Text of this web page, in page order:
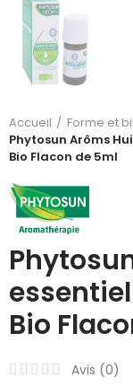
Accueil Forme et
Phytosun Arôms
Bio Flacon de 5ml
Bio
Avis (0)